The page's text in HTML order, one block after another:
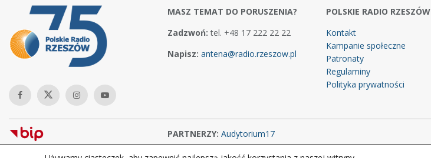
MASZ TEMAT DO PORUSZENIA?
Zadzwoń: tel. +48 17 222 22 22
Napisz: antena@radio.rzeszow.pl
POLSKIE RADIO RZESZÓW
Kontakt
Kampanie społeczne
Patronaty
Regulaminy
Polityka prywatności
PARTNERZY: Audytorium17